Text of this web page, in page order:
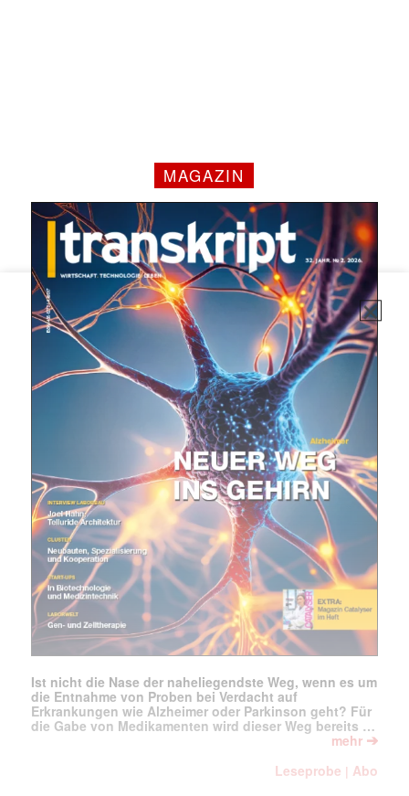
✕
MAGAZIN
Ist nicht die Nase der naheliegendste Weg, wenn es um
die Entnahme von Proben bei Verdacht auf
Erkrankungen wie Alzheimer oder Parkinson geht? Für
die Gabe von Medikamenten wird dieser Weg bereits …
mehr ➔
Leseprobe | Abo